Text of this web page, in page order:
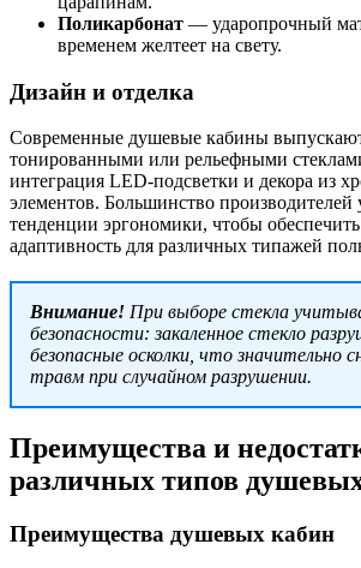
Поликарбонат — ударопрочный
временем желтеет на свету.
Дизайн и отделка
Современные душевые кабины
тонированными или рельефными
интеграция LED-подсветки и декора из
элементов. Большинство
тенденции эргономики, чтобы
адаптивность для различных типажей
Внимание! При выборе стекла
безопасности: закаленное стекло
безопасные осколки, что значительно
травм при случайном разрушении.
Преимущества и
различных типов
Преимущества душевых кабин